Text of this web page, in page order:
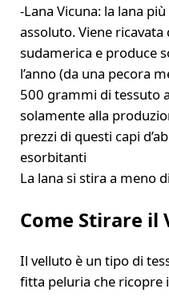
-Lana Vicuna: la lana
assoluto. Viene ricavata
sudamerica e produce
l’anno (da una pecora
500 grammi di tessuto
solamente alla
prezzi di questi capi
esorbitanti
La lana si stira a meno
Come Stirare il
Il velluto è un tipo di
fitta peluria che ricopre